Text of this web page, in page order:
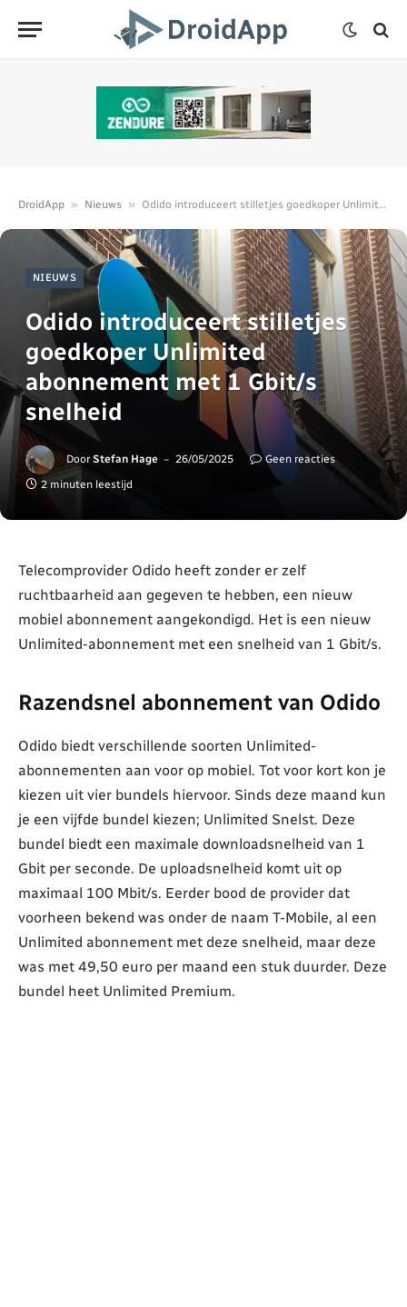
DroidApp » Nieuws » Odido introduceert stilletjes goedkoper Unlimited abonnement met 1 Gbit/s snelheid
NIEUWS
Odido introduceert stilletjes
goedkoper Unlimited
abonnement met 1 Gbit/s
snelheid
Door Stefan Hage 26/05/2025
Geen reacties
2 minuten leestijd
Telecomprovider Odido heeft zonder er zelf
ruchtbaarheid aan gegeven te hebben, een nieuw
mobiel abonnement aangekondigd. Het is een nieuw
Unlimited-abonnement met een snelheid van 1 Gbit/s.
Razendsnel abonnement van Odido
Odido biedt verschillende soorten Unlimited-
abonnementen aan voor op mobiel. Tot voor kort kon je
kiezen uit vier bundels hiervoor. Sinds deze maand kun
je een vijfde bundel kiezen; Unlimited Snelst. Deze
bundel biedt een maximale downloadsnelheid van 1
Gbit per seconde. De uploadsnelheid komt uit op
maximaal 100 Mbit/s. Eerder bood de provider dat
voorheen bekend was onder de naam T-Mobile, al een
Unlimited abonnement met deze snelheid, maar deze
was met 49,50 euro per maand een stuk duurder. Deze
bundel heet Unlimited Premium.